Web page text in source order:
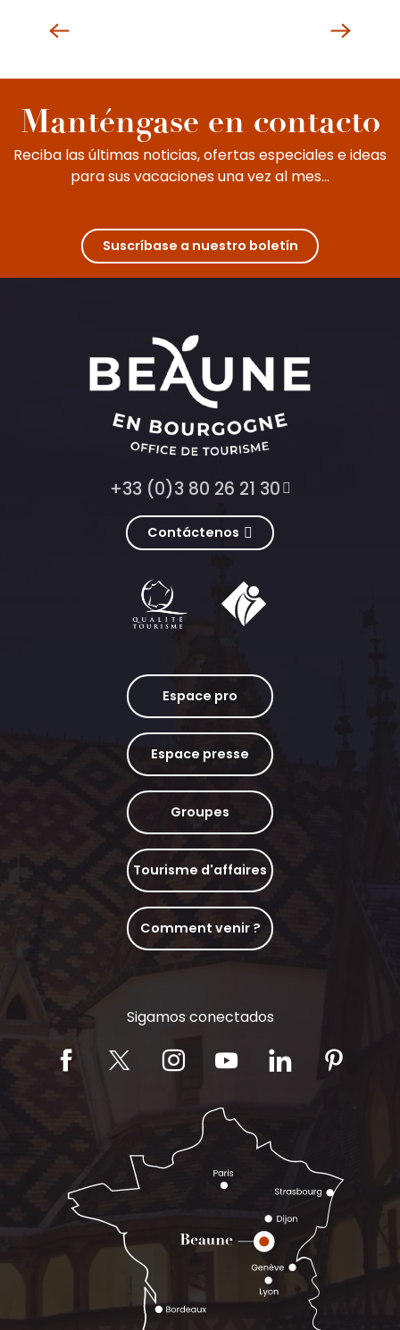
Manténgase en contacto
Reciba las últimas noticias, ofertas especiales e ideas
para sus vacaciones una vez al mes...
Suscríbase a nuestro boletín
+33 (0)3 80 26 21 30
Contáctenos
Espace pro
Espace presse
Groupes
Tourisme d'affaires
Comment venir ?
Sigamos conectados